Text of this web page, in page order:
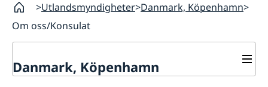
Utlandsmyndigheter Danmark, Köpenhamn
Om oss/Konsulat
Danmark, Köpenhamn